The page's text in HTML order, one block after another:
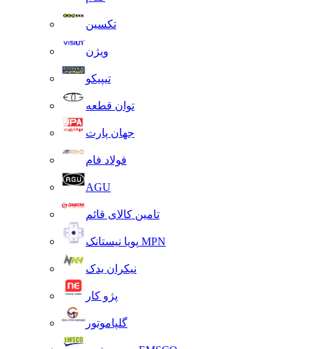
تکسین
ویژن
تیپیکو
توان قطعه
جهان پارت
فولاد فام
AGU
تامین کالای قائم
پویا نیستانک MPN
نیکران یدک
پژو کار
گلپاموتور